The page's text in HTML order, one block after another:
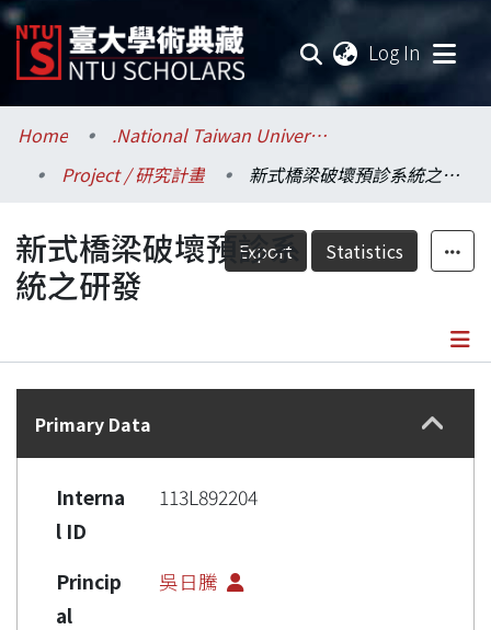
Log In
Communities & Collections
Research Outputs
Fundings & Projects
Researchers
Statistics
Home
.National Taiwan University / 國立臺灣大學
Project / 研究計畫
新式橋梁破壞預診系統之研發
Export Statistics
新式橋梁破壞預診系
統之研發
Details
Primary Data
Interna
l ID
113L892204
Princip
al
吳日騰